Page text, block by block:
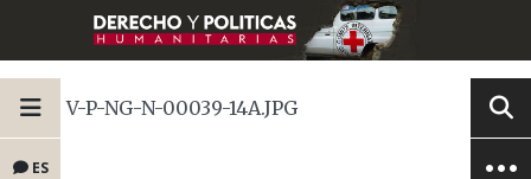
ES
V-P-NG-N-00039-14A.JPG